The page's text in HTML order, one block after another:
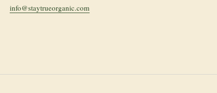
info@staytrueorganic.com